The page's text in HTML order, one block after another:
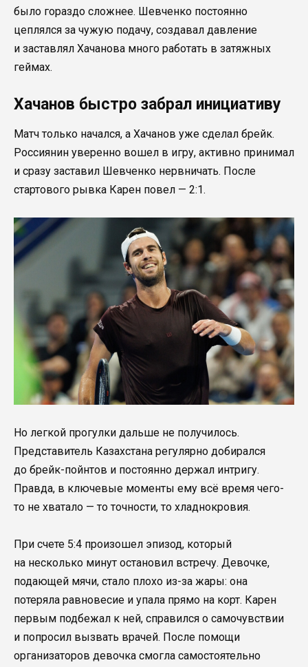
было гораздо сложнее. Шевченко постоянно
цеплялся за чужую подачу, создавал давление
и заставлял Хачанова много работать в затяжных
геймах.
Хачанов быстро забрал инициативу
Матч только начался, а Хачанов уже сделал брейк.
Россиянин уверенно вошел в игру, активно принимал
и сразу заставил Шевченко нервничать. После
стартового рывка Карен повел — 2:1.
Но легкой прогулки дальше не получилось.
Представитель Казахстана регулярно добирался
до брейк-пойнтов и постоянно держал интригу.
Правда, в ключевые моменты ему всё время чего-
то не хватало — то точности, то хладнокровия.
При счете 5:4 произошел эпизод, который
на несколько минут остановил встречу. Девочке,
подающей мячи, стало плохо из-за жары: она
потеряла равновесие и упала прямо на корт. Карен
первым подбежал к ней, справился о самочувствии
и попросил вызвать врачей. После помощи
организаторов девочка смогла самостоятельно